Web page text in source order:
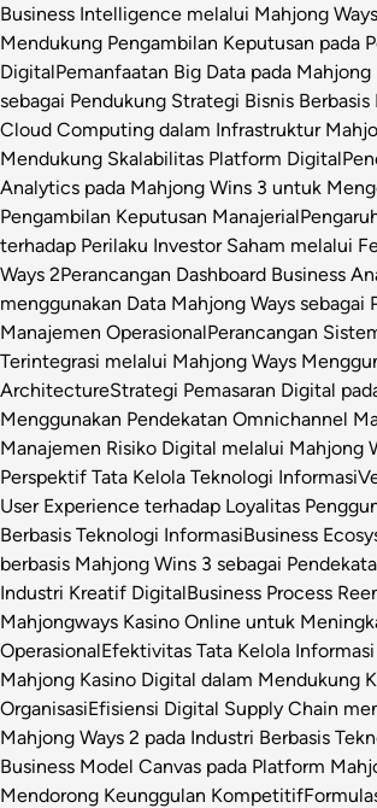
Business Intelligence melalui Mahjong
Mendukung Pengambilan Keputusan pada
DigitalPemanfaatan Big Data pada
sebagai Pendukung Strategi Bisnis Berbasis
Cloud Computing dalam Infrastruktur
Mendukung Skalabilitas Platform Digital
Analytics pada Mahjong Wins 3 untuk
Pengambilan Keputusan Manajerial
terhadap Perilaku Investor Saham melalui
Ways 2Perancangan Dashboard Business
menggunakan Data Mahjong Ways sebagai
Manajemen OperasionalPerancangan
Terintegrasi melalui Mahjong Ways
ArchitectureStrategi Pemasaran Digital
Menggunakan Pendekatan Omnichannel
Manajemen Risiko Digital melalui Mahjong
Perspektif Tata Kelola Teknologi Informasi
User Experience terhadap Loyalitas
Berbasis Teknologi InformasiBusiness
berbasis Mahjong Wins 3 sebagai
Industri Kreatif DigitalBusiness Process
Mahjongways Kasino Online untuk
OperasionalEfektivitas Tata Kelola
Mahjong Kasino Digital dalam Mendukung
OrganisasiEfisiensi Digital Supply Chain
Mahjong Ways 2 pada Industri Berbasis
Business Model Canvas pada Platform
Mendorong Keunggulan Kompetitif